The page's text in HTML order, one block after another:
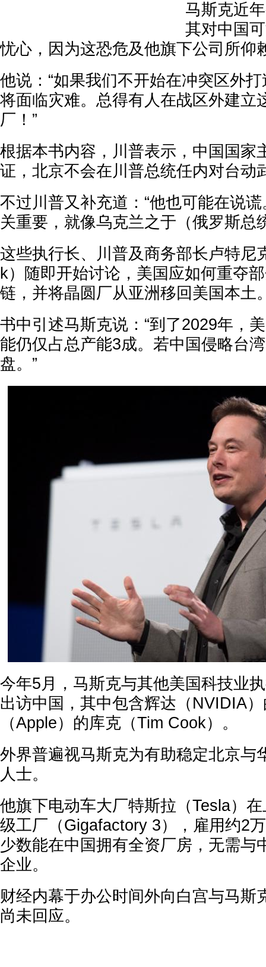
马斯克近
其对中国
忧心，因为这恐危及他旗下公司所仰
他说：“如果我们不开始在冲突区外
将面临灾难。总得有人在战区外建立
厂！”
根据本书内容，川普表示，中国国家
证，北京不会在川普总统任内对台动
不过川普又补充道：“他也可能在说
关重要，就像乌克兰之于（俄罗斯总
这些执行长、川普及商务部长卢特尼
k）随即开始讨论，美国应如何重夺
链，并将晶圆厂从亚洲移回美国本土
书中引述马斯克说：“到了2029年，
能仍仅占总产能3成。若中国侵略台
盘。”
今年5月，马斯克与其他美国科技业
出访中国，其中包含辉达（NVIDIA
（Apple）的库克（Tim Cook）。
外界普遍视马斯克为有助稳定北京与
人士。
他旗下电动车大厂特斯拉（Tesla）
级工厂（Gigafactory 3），雇用约2
少数能在中国拥有全资厂房，无需与
企业。
财经内幕于办公时间外向白宫与马斯
尚未回应。